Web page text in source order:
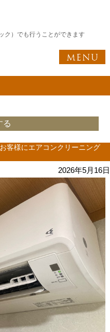
ク）でも行うことができます
客様にエアコンクリーニング
2026年5月16日